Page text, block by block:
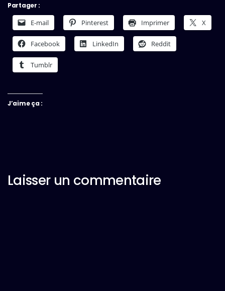
Partager :
E-mail Pinterest Imprimer X
Facebook LinkedIn Reddit
Tumblr
J’aime ça :
Laisser un commentaire